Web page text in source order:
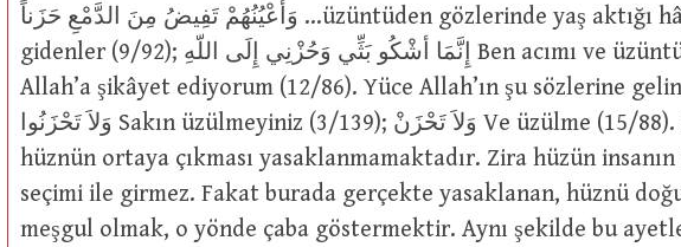
وَأعْيُنُهُمْ تَفِيضُ مِنَ الدَّمْعِ حَزَناً …üzüntüden gözlerinde yaş aktığı hâlde dönüp
gidenler (9/92); إِنَّمَا أشْكُو بَثِّي وَحُزْنِي إِلَى اللّهِ Ben acımı ve üzüntümü yalnız
Allah’a şikâyet ediyorum (12/86). Yüce Allah’ın şu sözlerine
وَلاَ تَحْزَنُوا Sakın üzülmeyiniz (3/139); وَلاَ تَحْزَنْ Ve üzülme (15/88). Bunlarda
hüznün ortaya çıkması yasaklanmamaktadır. Zira hüzün
seçimi ile girmez. Fakat burada gerçekte yasaklanan, hüznü
meşgul olmak, o yönde çaba göstermektir. Aynı şekilde bu